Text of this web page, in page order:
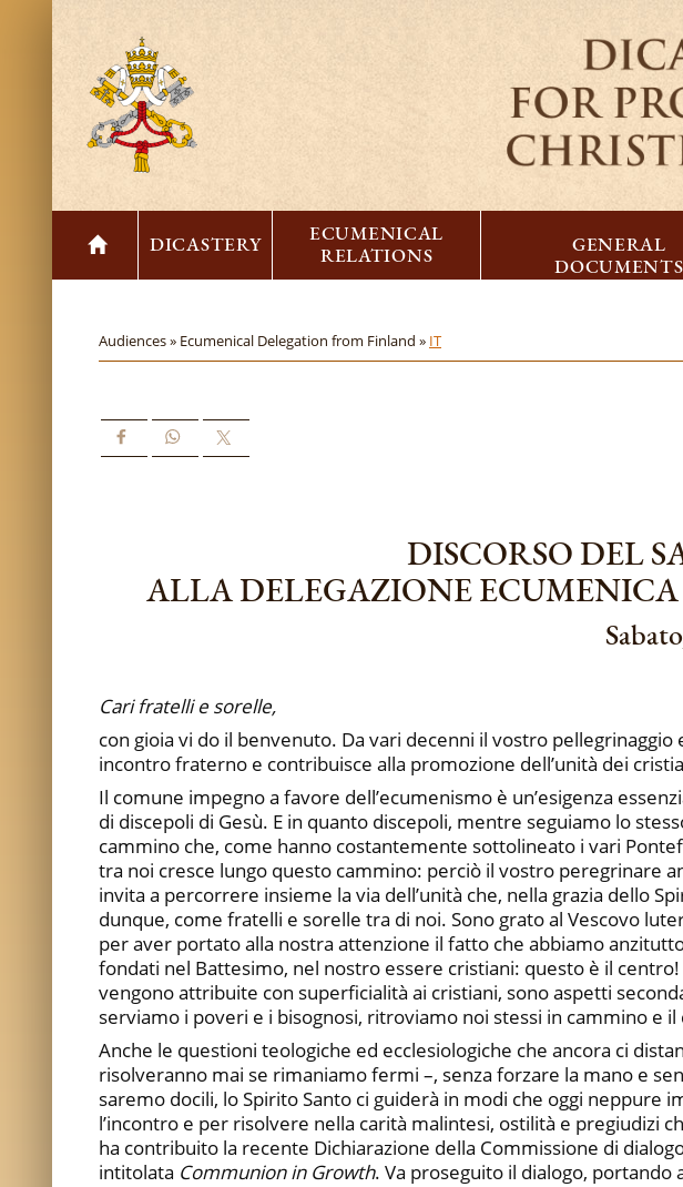
DICASTERY
ECUMENICAL
RELATIONS
GENERAL
DOCUMENTS
Audiences » Ecumenical Delegation from Finland » IT
DISCORSO DEL
ALLA DELEGAZIONE
Cari fratelli e sorelle,
con gioia vi do il benvenuto. Da vari decenni il vostro
incontro fraterno e contribuisce alla promozione dell’unità dei
Il comune impegno a favore dell’ecumenismo è un’esigenza
di discepoli di Gesù. E in quanto discepoli, mentre seguiamo lo
cammino che, come hanno costantemente sottolineato i vari
tra noi cresce lungo questo cammino: perciò il vostro peregrinare
invita a percorrere insieme la via dell’unità che, nella grazia dello
dunque, come fratelli e sorelle tra di noi. Sono grato al Vescovo
per aver portato alla nostra attenzione il fatto che abbiamo
fondati nel Battesimo, nel nostro essere cristiani: questo è il
vengono attribuite con superficialità ai cristiani, sono aspetti
serviamo i poveri e i bisognosi, ritroviamo noi stessi in cammino e
Anche le questioni teologiche ed ecclesiologiche che ancora ci
risolveranno mai se rimaniamo fermi –, senza forzare la mano e
saremo docili, lo Spirito Santo ci guiderà in modi che oggi
l’incontro e per risolvere nella carità malintesi, ostilità e pregiudizi
ha contribuito la recente Dichiarazione della Commissione di
intitolata Communion in Growth. Va proseguito il dialogo, portando